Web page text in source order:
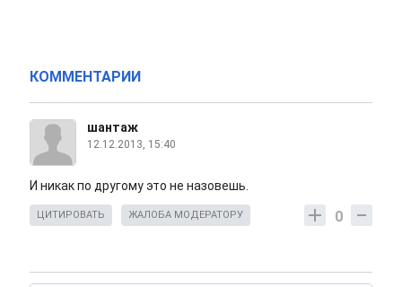
КОММЕНТАРИИ
шантаж
12.12.2013, 15:40
И никак по другому это не назовешь.
0
ЦИТИРОВАТЬ ЖАЛОБА МОДЕРАТОРУ